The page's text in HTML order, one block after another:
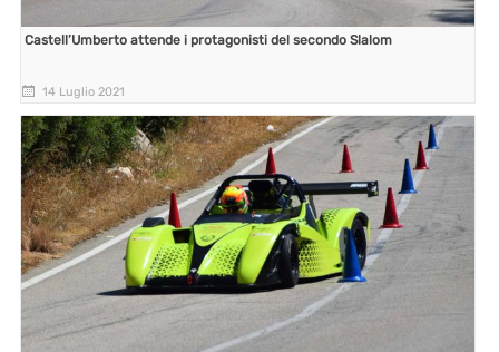
Castell’Umberto attende i protagonisti del secondo Slalom
14 Luglio 2021